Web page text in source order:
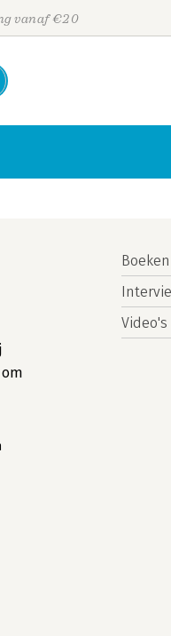
vanaf €20
Boeken
Video's
Personen